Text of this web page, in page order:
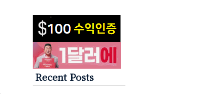
Recent Posts